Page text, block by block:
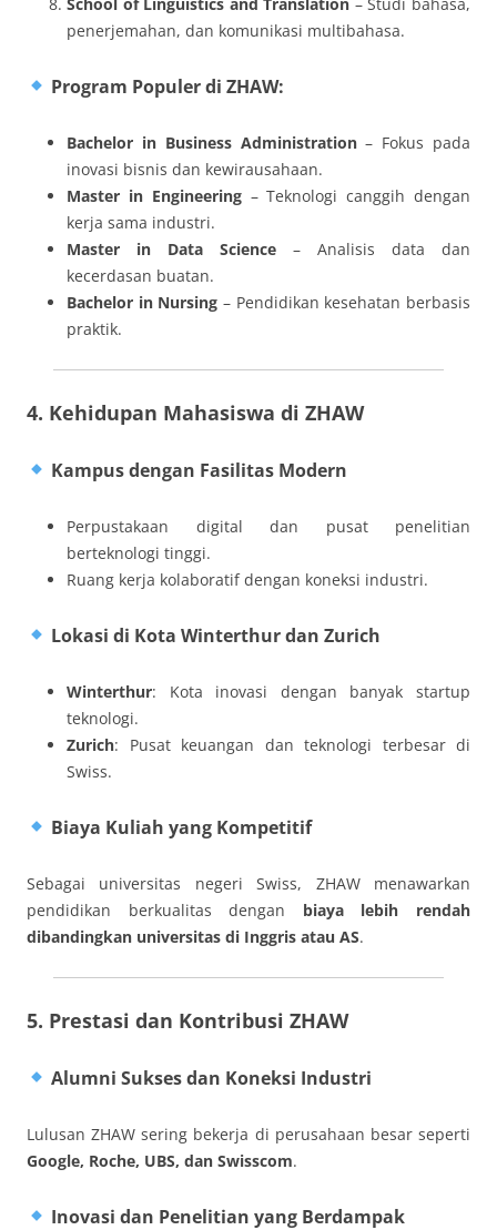
penerjemahan, dan komunikasi multibahasa.
Program Populer di ZHAW:
Bachelor in Business Administration– Fokus pada
inovasi bisnis dan kewirausahaan.
Master in Engineering– Teknologi canggih dengan
kerja sama industri.
Master in Data Science – Analisis data dan
kecerdasan buatan.
Bachelor in Nursing – Pendidikan kesehatan berbasis
praktik.
4. Kehidupan Mahasiswa di ZHAW
Kampus dengan Fasilitas Modern
Perpustakaan digital dan pusat penelitian
berteknologi tinggi.
Ruang kerja kolaboratif dengan koneksi industri.
Lokasi di Kota Winterthur dan Zurich
Winterthur: Kota inovasi dengan banyak startup
teknologi.
Zurich: Pusat keuangan dan teknologi terbesar di
Swiss.
Biaya Kuliah yang Kompetitif
Sebagai universitas negeri Swiss, ZHAW menawarkan
pendidikan berkualitas dengan biaya lebih rendah
dibandingkan universitas di Inggris atau AS.
5. Prestasi dan Kontribusi ZHAW
Alumni Sukses dan Koneksi Industri
Lulusan ZHAW sering bekerja di perusahaan besar seperti
Google, Roche, UBS, dan Swisscom.
Inovasi dan Penelitian yang Berdampak